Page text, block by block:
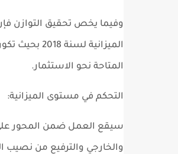
وفيما يخص تحقيق التوازن
الميزانية
المتاحة نحو الاستثمار.
التحكم في مستوى الميزانية:
سيقع العمل ضمن المحور على
والخارجي والترفيع من نصيب